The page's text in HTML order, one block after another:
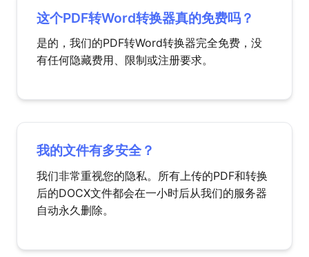
这个PDF转Word转换器真的免费吗？
是的，我们的PDF转Word转换器完全免费，没
有任何隐藏费用、限制或注册要求。
我的文件有多安全？
我们非常重视您的隐私。所有上传的PDF和转换
后的DOCX文件都会在一小时后从我们的服务器
自动永久删除。